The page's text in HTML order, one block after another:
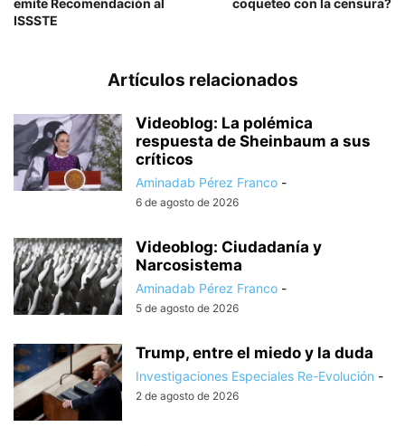
ISSSTE
Artículos relacionados
Videoblog: La polémica
respuesta de Sheinbaum a sus
críticos
Aminadab Pérez Franco -
6 de agosto de 2026
Videoblog: Ciudadanía y
Narcosistema
Aminadab Pérez Franco -
5 de agosto de 2026
Trump, entre el miedo y la duda
Investigaciones Especiales Re-Evolución -
2 de agosto de 2026